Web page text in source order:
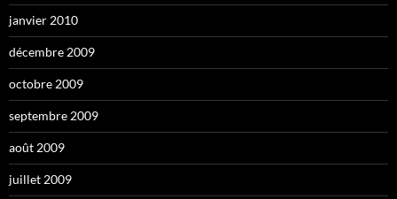
janvier 2010
décembre 2009
octobre 2009
septembre 2009
août 2009
juillet 2009